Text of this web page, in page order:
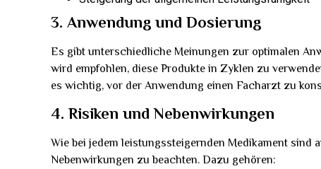
3. Anwendung und Dosierung
Es gibt unterschiedliche Meinungen zur optimalen
wird empfohlen, diese Produkte in Zyklen zu
es wichtig, vor der Anwendung einen Facharzt zu
4. Risiken und Nebenwirkungen
Wie bei jedem leistungssteigernden Medikament sind
Nebenwirkungen zu beachten. Dazu gehören: